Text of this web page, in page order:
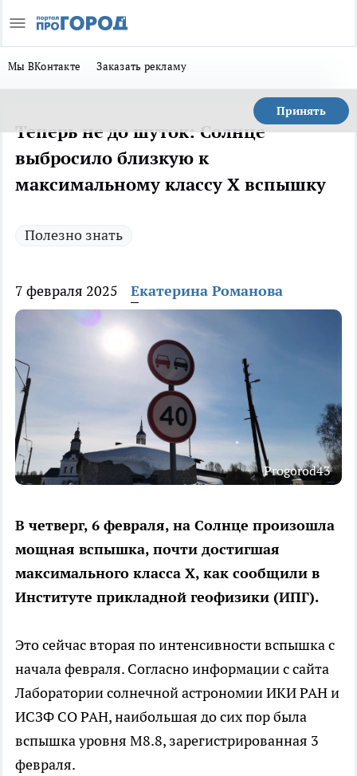
Мы ВКонтакте Заказать рекламу
Принять
Теперь не до шуток: Солнце
выбросило близкую к
максимальному классу Х вспышку
Полезно знать
7 февраля 2025 Екатерина Романова
Progorod43
В четверг, 6 февраля, на Солнце произошла
мощная вспышка, почти достигшая
максимального класса Х, как сообщили в
Институте прикладной геофизики (ИПГ).
Это сейчас вторая по интенсивности вспышка с
начала февраля. Согласно информации с сайта
Лаборатории солнечной астрономии ИКИ РАН и
ИСЗФ СО РАН, наибольшая до сих пор была
вспышка уровня М8.8, зарегистрированная 3
февраля.